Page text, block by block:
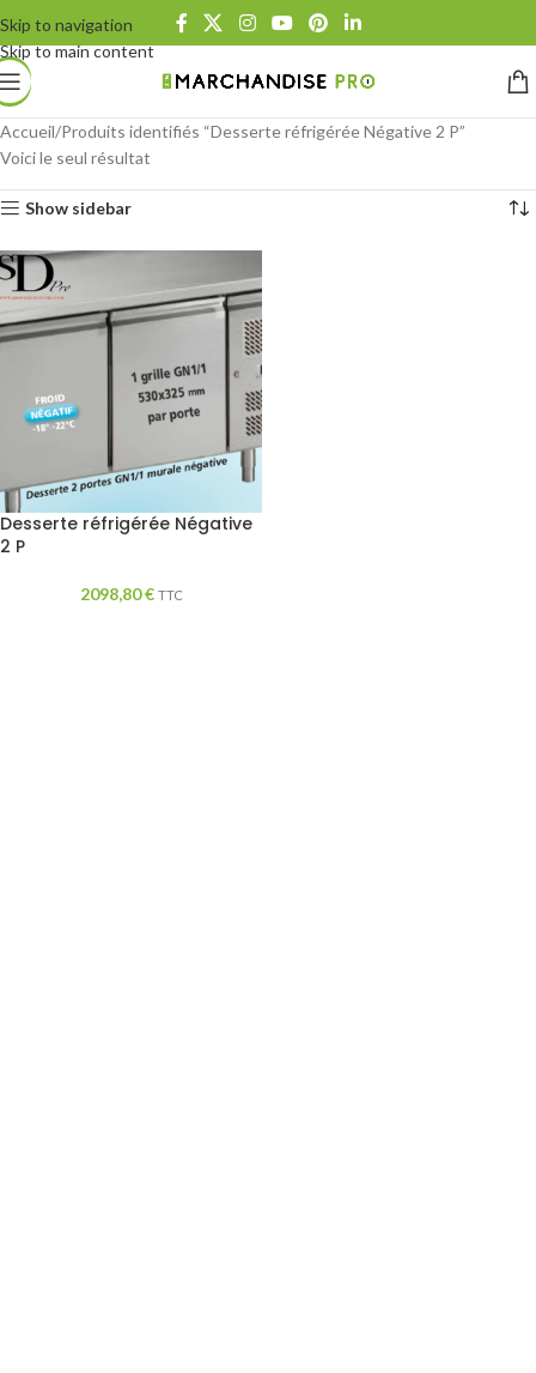
Skip to navigation
Skip to main content
Accueil Produits identifiés “Desserte réfrigérée Négative 2 P”
Voici le seul résultat
Show sidebar
Desserte réfrigérée Négative
2 P
2098,80€ TTC